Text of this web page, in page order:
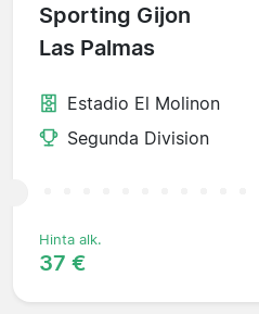
Sporting Gijon
Las Palmas
Estadio El Molinon
Segunda Division
Hinta alk.
37 €